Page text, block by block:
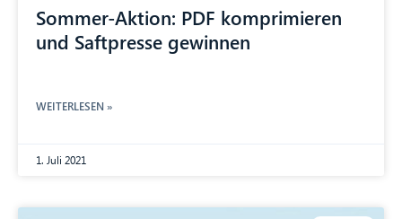
Sommer-Aktion: PDF komprimieren
und Saftpresse gewinnen
WEITERLESEN »
1. Juli 2021